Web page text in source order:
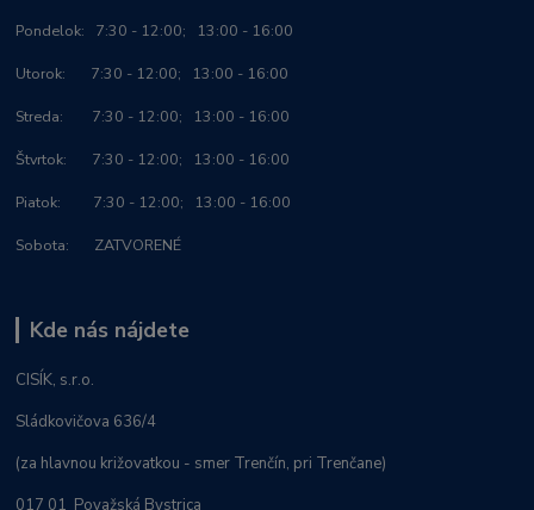
Pondelok: 7:30 - 12:00; 13:00 - 16:00
Utorok: 7:30 - 12:00; 13:00 - 16:00
Streda: 7:30 - 12:00; 13:00 - 16:00
Štvrtok: 7:30 - 12:00; 13:00 - 16:00
Piatok: 7:30 - 12:00; 13:00 - 16:00
Sobota: ZATVORENÉ
Kde nás nájdete
CISÍK, s.r.o.
Sládkovičova 636/4
(za hlavnou križovatkou - smer Trenčín, pri Trenčane)